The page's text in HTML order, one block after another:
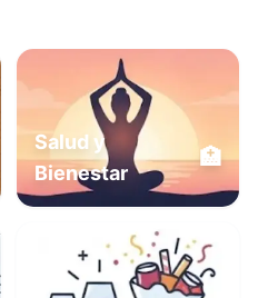
Salud y
Bienestar
🏥